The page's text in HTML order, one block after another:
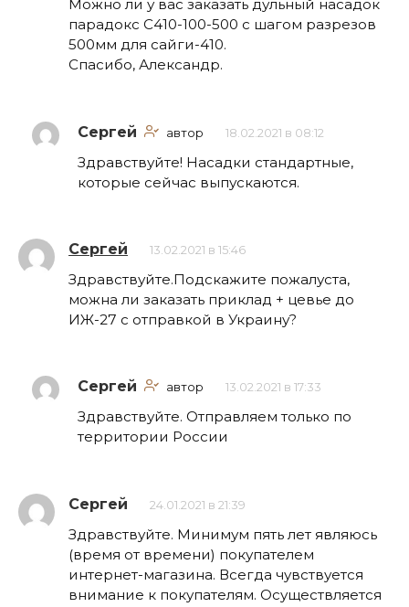
Можно ли у вас заказать дульный насадок
парадокс С410-100-500 с шагом разрезов
500мм для сайги-410.
Спасибо, Александр.
Сергей автор 18.02.2021 в 08:12
Здравствуйте! Насадки стандартные,
которые сейчас выпускаются.
Сергей 13.02.2021 в 15:46
Здравствуйте.Подскажите пожалуста,
можна ли заказать приклад + цевье до
ИЖ-27 с отправкой в Украину?
Сергей автор 13.02.2021 в 17:33
Здравствуйте. Отправляем только по
территории России
Сергей 24.01.2021 в 21:39
Здравствуйте. Минимум пять лет являюсь
(время от времени) покупателем
интернет-магазина. Всегда чувствуется
внимание к покупателям. Осуществляется